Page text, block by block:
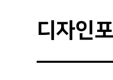
디자인